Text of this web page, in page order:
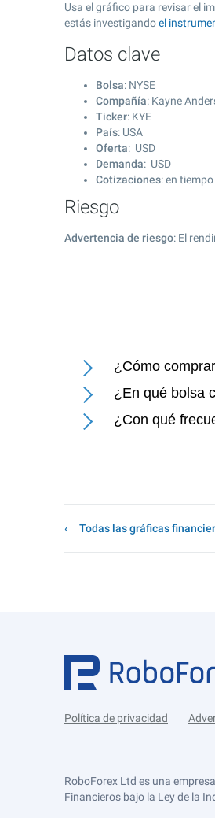
Usa el gráfico para revisar el
estás investigandoel
Datos clave
Bolsa: NYSE
Compañía: Kayne
Ticker: KYE
País: USA
Oferta: USD
Demanda: USD
Cotizaciones: en
Riesgo
Advertencia de riesgo: El
¿Cómo
¿En qué bolsa
¿Con qué
Todas las gráficas
Política de privacidad
RoboForex Ltd es una
Financieros bajo la Ley de la